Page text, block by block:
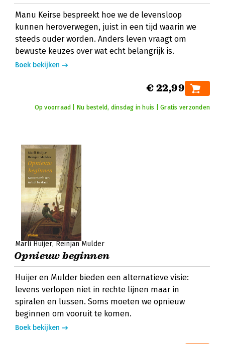
Manu Keirse bespreekt hoe we de levensloop
kunnen heroverwegen, juist in een tijd waarin we
steeds ouder worden. Anders leven vraagt om
bewuste keuzes over wat echt belangrijk is.
Boek bekijken
€ 22,99
Op voorraad | Nu besteld, dinsdag in huis | Gratis verzonden
Marli Huijer Reinjan Mulder
Opnieuw beginnen
Huijer en Mulder bieden een alternatieve visie:
levens verlopen niet in rechte lijnen maar in
spiralen en lussen. Soms moeten we opnieuw
beginnen om vooruit te komen.
Boek bekijken